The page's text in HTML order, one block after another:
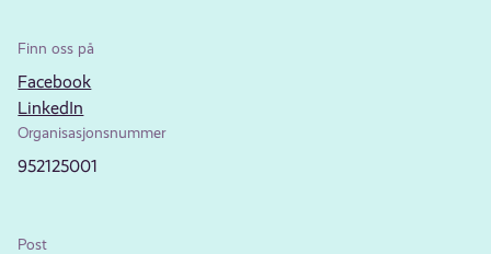
Finn oss på
Facebook
LinkedIn
Organisasjonsnummer
952125001
Post